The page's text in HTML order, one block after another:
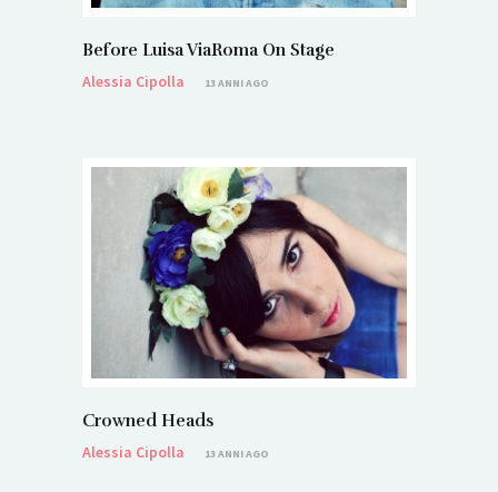
Before Luisa ViaRoma On Stage
Alessia Cipolla
13 ANNI AGO
Crowned Heads
Alessia Cipolla
13 ANNI AGO